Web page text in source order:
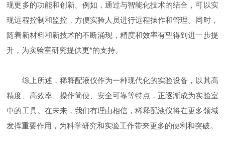
现更多的功能和创新。例如，通过与智能化技术的结合，可以实
现远程控制和监控，方便实验人员进行远程操作和管理。同时，
随着新材料和新技术的不断涌现，精度和效率有望得到进一步提
升，为实验室研究提供更*的支持。
综上所述，稀释配液仪作为一种现代化的实验设备，以其高
精度、高效率、操作简便、安全可靠等特点，正逐渐成为实验室
中的工具。在未来，我们有理由相信，稀释配液仪将在更多领域
发挥重要作用，为科学研究和实验工作带来更多的便利和突破。